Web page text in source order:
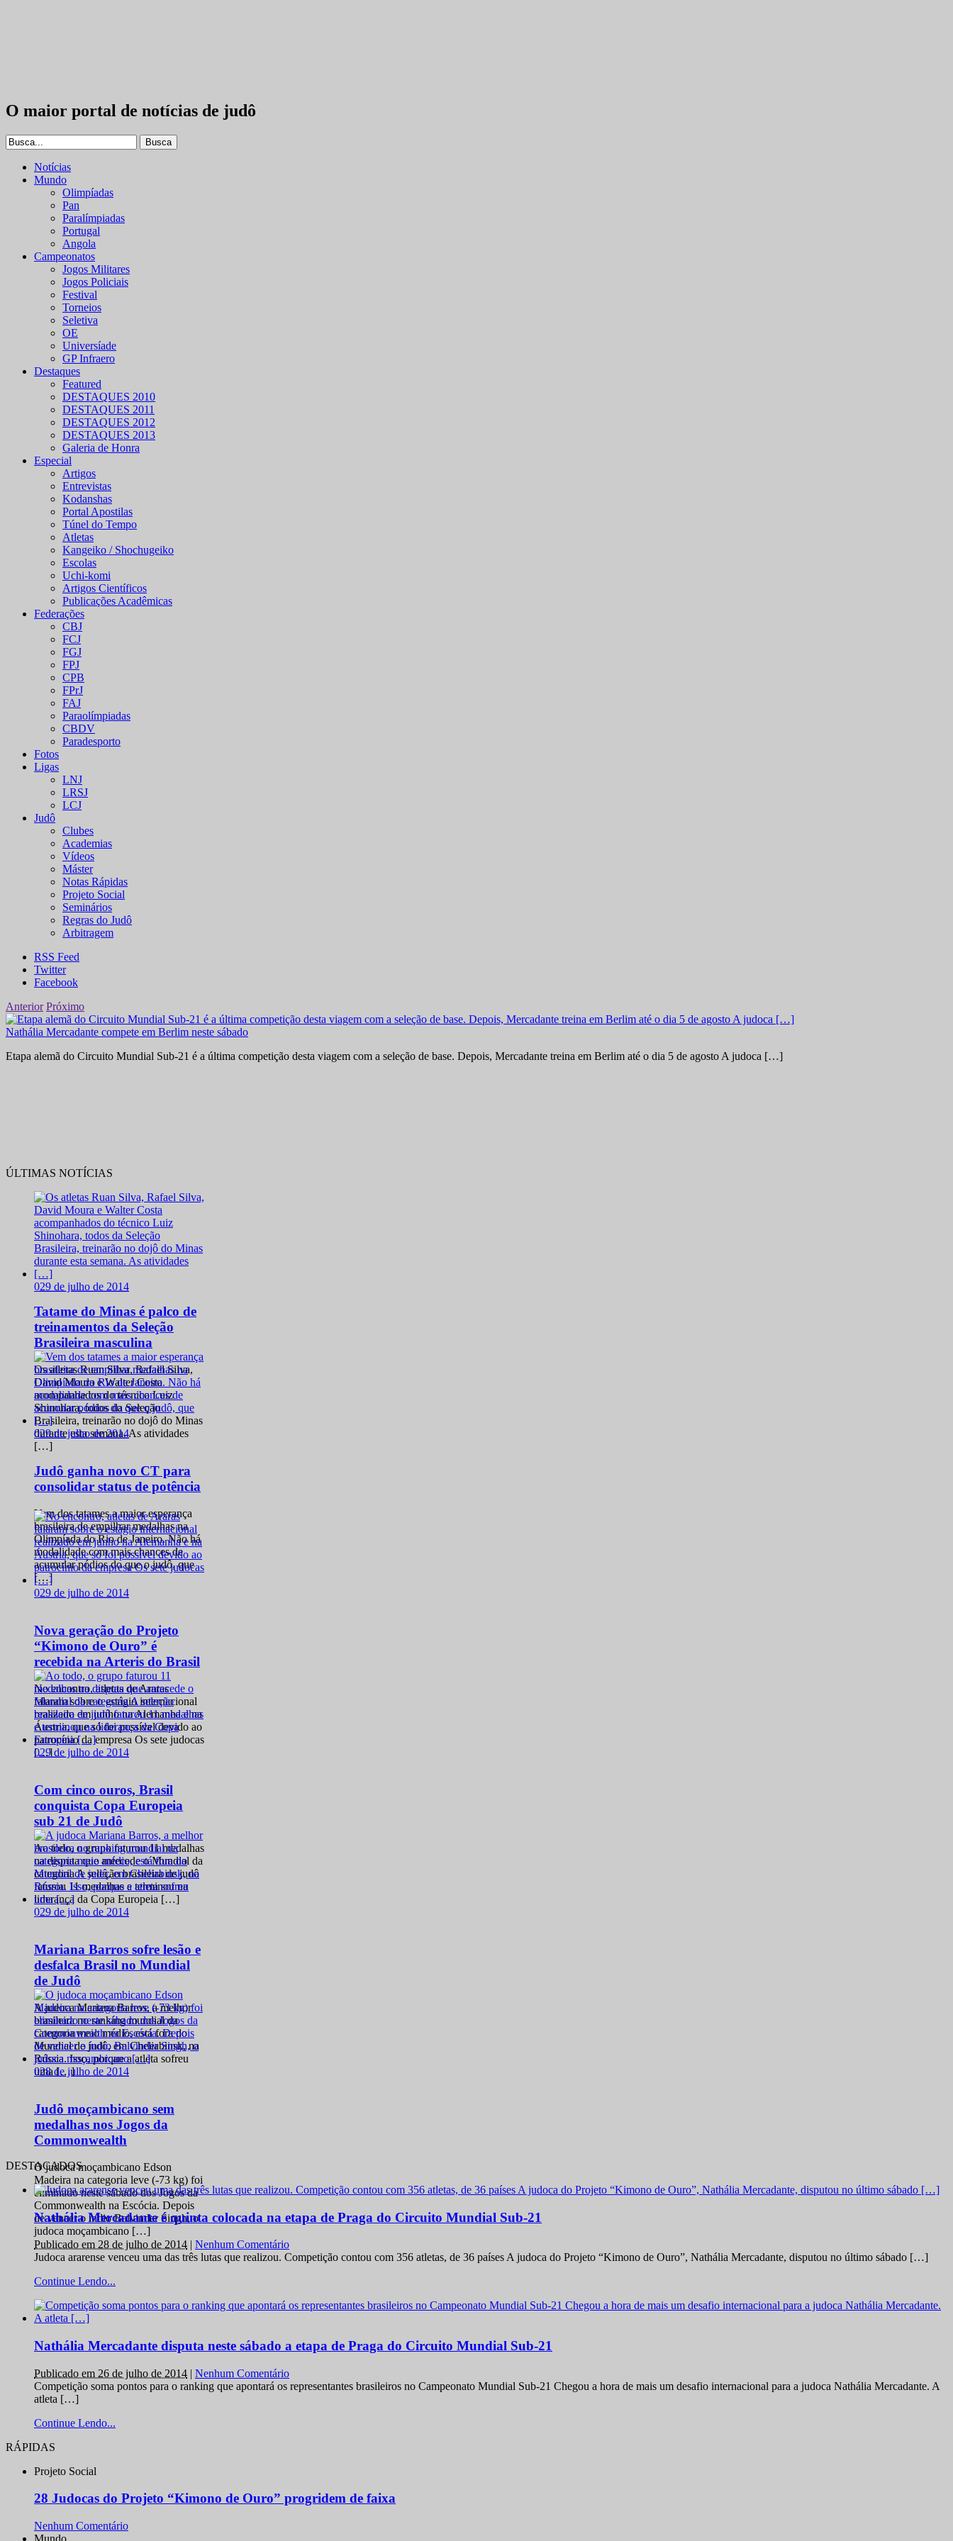
O maior portal de notícias de judô
Notícias
Mundo
Olimpíadas
Pan
Paralímpiadas
Portugal
Angola
Campeonatos
Jogos Militares
Jogos Policiais
Festival
Torneios
Seletiva
OE
Universíade
GP Infraero
Destaques
Featured
DESTAQUES 2010
DESTAQUES 2011
DESTAQUES 2012
DESTAQUES 2013
Galeria de Honra
Especial
Artigos
Entrevistas
Kodanshas
Portal Apostilas
Túnel do Tempo
Atletas
Kangeiko / Shochugeiko
Escolas
Uchi-komi
Artigos Científicos
Publicações Acadêmicas
Federações
CBJ
FCJ
FGJ
FPJ
CPB
FPrJ
FAJ
Paraolímpiadas
CBDV
Paradesporto
Fotos
Ligas
LNJ
LRSJ
LCJ
Judô
Clubes
Academias
Vídeos
Máster
Notas Rápidas
Projeto Social
Seminários
Regras do Judô
Arbitragem
RSS Feed
Twitter
Facebook
Anterior Próximo
Nathália Mercadante compete em Berlim neste sábado
Etapa alemã do Circuito Mundial Sub-21 é a última competição desta viagem com a seleção de base. Depois, Mercadante treina em Berlim até o dia 5 de agosto A judoca […]
ÚLTIMAS NOTÍCIAS
029 de julho de 2014
Tatame do Minas é palco de
treinamentos da Seleção
Brasileira masculina
Os atletas Ruan Silva, Rafael Silva,
David Moura e Walter Costa
acompanhados do técnico Luiz
Shinohara, todos da Seleção
Brasileira, treinarão no dojô do Minas
durante esta semana. As atividades
[…]
029 de julho de 2014
Judô ganha novo CT para
consolidar status de potência
Vem dos tatames a maior esperança
brasileira de empilhar medalhas na
Olimpíada do Rio de Janeiro. Não há
modalidade com mais chances de
acumular pódios do que o judô, que
[…]
029 de julho de 2014
Nova geração do Projeto
“Kimono de Ouro” é
recebida na Arteris do Brasil
No encontro, atletas de Araras
falaram sobre o estágio internacional
realizado em junho na Alemanha e na
Áustria, que só foi possível devido ao
patrocínio da empresa Os sete judocas
[…]
029 de julho de 2014
Com cinco ouros, Brasil
conquista Copa Europeia
sub 21 de Judô
Ao todo, o grupo faturou 11 medalhas
na disputa que antecede o Mundial da
categoria A seleção brasileira de judô
faturou 11 medalhas e terminou na
liderança da Copa Europeia […]
029 de julho de 2014
Mariana Barros sofre lesão e
desfalca Brasil no Mundial
de Judô
A judoca Mariana Barros, a melhor
brasileira no ranking mundial da
categoria meio médio, está fora do
Mundial de judô, em Cheliabinsk, na
Rússia. Isso, porque a atleta sofreu
uma […]
028 de julho de 2014
Judô moçambicano sem
medalhas nos Jogos da
Commonwealth
O judoca moçambicano Edson
Madeira na categoria leve (-73 kg) foi
eliminado neste sábado dos Jogos da
Commonwealth na Escócia. Depois
de vencer o índio Balvinder Singh, o
judoca moçambicano […]
DESTACADOS
Nathália Mercadante é quinta colocada na etapa de Praga do Circuito Mundial Sub-21
Publicado em 28 de julho de 2014 | Nenhum Comentário
Judoca ararense venceu uma das três lutas que realizou. Competição contou com 356 atletas, de 36 países A judoca do Projeto “Kimono de Ouro”, Nathália Mercadante, disputou no último sábado […]
Continue Lendo...
Nathália Mercadante disputa neste sábado a etapa de Praga do Circuito Mundial Sub-21
Publicado em 26 de julho de 2014 | Nenhum Comentário
Competição soma pontos para o ranking que apontará os representantes brasileiros no Campeonato Mundial Sub-21 Chegou a hora de mais um desafio internacional para a judoca Nathália Mercadante. A
atleta […]
Continue Lendo...
RÁPIDAS
Projeto Social
28 Judocas do Projeto “Kimono de Ouro” progridem de faixa
Nenhum Comentário
Mundo